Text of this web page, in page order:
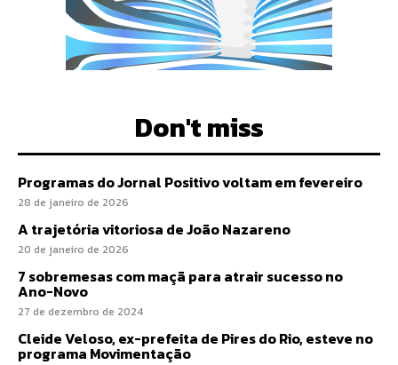
Don't miss
Programas do Jornal Positivo voltam em fevereiro
28 de janeiro de 2026
A trajetória vitoriosa de João Nazareno
20 de janeiro de 2026
7 sobremesas com maçã para atrair sucesso no
Ano-Novo
27 de dezembro de 2024
Cleide Veloso, ex-prefeita de Pires do Rio, esteve no
programa Movimentação